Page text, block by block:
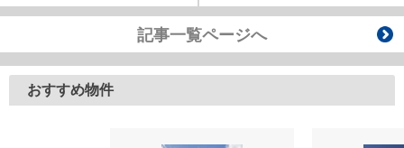
記事一覧ページへ
おすすめ物件